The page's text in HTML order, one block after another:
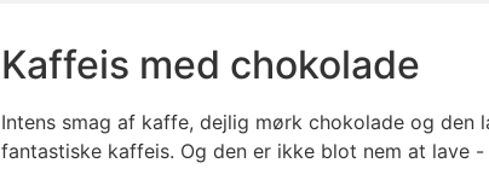
Kaffeis med chokolade
Intens smag af kaffe, dejlig mørk chokolade og
fantastiske kaffeis. Og den er ikke blot nem at lave